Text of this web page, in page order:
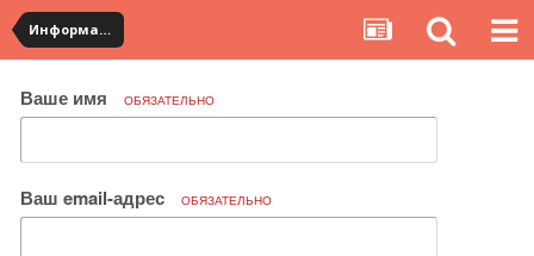
Информация по полученным посылкам
Ваше имя ОБЯЗАТЕЛЬНО
Ваш email-адрес ОБЯЗАТЕЛЬНО